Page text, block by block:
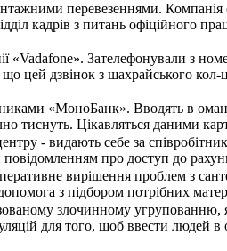
перевезеннями.
кадрів з питань офіційного
«Vadafone». Зателефонували з
цей дзвінок з шахрайського
«МоноБанк». Вводять в
тиснуть. Цікавляться даними
- видають себе за
про доступ до
вирішення проблем з
з підбором потрібних
злочинному
для того, щоб ввести